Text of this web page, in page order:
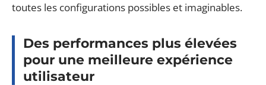
toutes les configurations possibles et imaginables.
Des performances plus élevées
pour une meilleure expérience
utilisateur